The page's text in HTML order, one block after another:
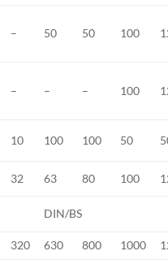
– 50 50 100
– – – 100
10 100 100 50
32 63 80 100
DIN/BS
320 630 800 1000